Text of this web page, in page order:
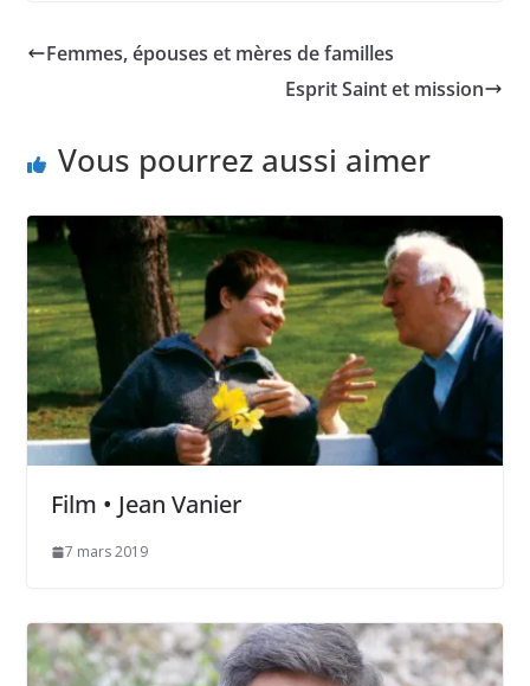
Femmes, épouses et mères de familles
Esprit Saint et mission
Vous pourrez aussi aimer
Film • Jean Vanier
7 mars 2019